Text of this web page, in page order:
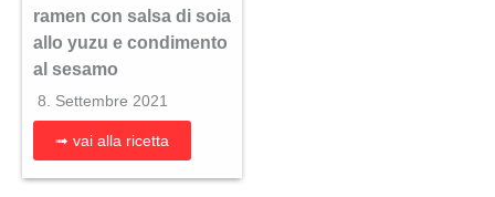
ramen con salsa di soia
allo yuzu e condimento
al sesamo
8. Settembre 2021
➟ vai alla ricetta